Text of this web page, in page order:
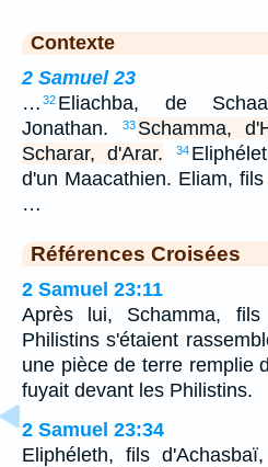
Contexte
2 Samuel 23
… 32 Eliachba, de
Jonathan.
33 Schamma,
Scharar, d'Arar.
34
d'un Maacathien. Eliam,
…
Références Croisées
2 Samuel 23:11
Après lui, Schamma,
Philistins s'étaient
une pièce de terre remplie
fuyait devant les Philistins.
2 Samuel 23:34
Eliphéleth, fils